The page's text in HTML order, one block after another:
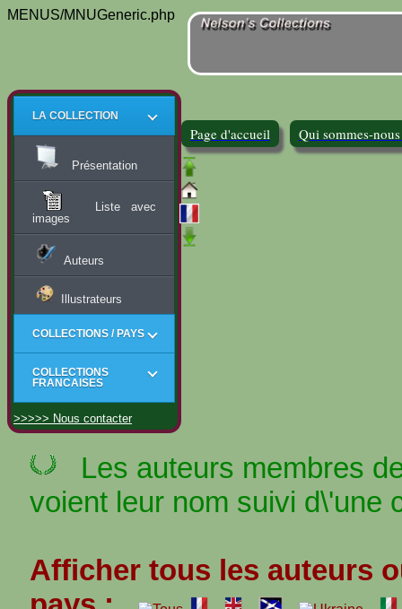
MENUS/MNUGeneric.php
LA COLLECTION
Présentation
Liste avec
images
Auteurs
Illustrateurs
COLLECTIONS / PAYS
COLLECTIONS
FRANCAISES
>>>>> Nous contacter
Les auteurs membres
voient leur nom suivi d\'une
Afficher tous les auteurs
Page d'accueil Qui sommes-